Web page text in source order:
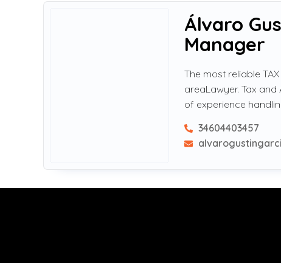
Álvaro
Manager
The most reliable
areaLawyer. Tax
of experience
34604403457